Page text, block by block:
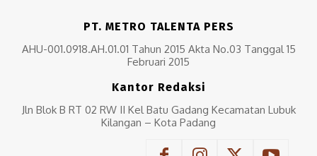
PT. METRO TALENTA PERS
AHU-001.0918.AH.01.01 Tahun 2015 Akta No.03 Tanggal 15
Februari 2015
Kantor Redaksi
Jln Blok B RT 02 RW II Kel Batu Gadang Kecamatan Lubuk
Kilangan – Kota Padang